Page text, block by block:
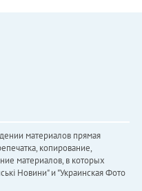
материалов прямая
копирование,
материалов, в которых
Новини" и "Украинская Фото